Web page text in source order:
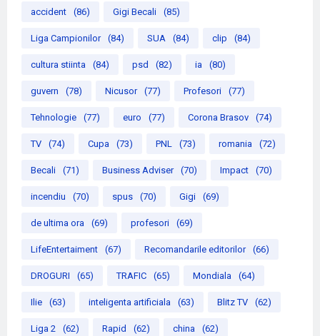
accident (86) Gigi Becali (85)
Liga Campionilor (84) SUA (84) clip (84)
cultura stiinta (84) psd (82) ia (80)
guvern (78) Nicusor (77) Profesori (77)
Tehnologie (77) euro (77) Corona Brasov (74)
TV (74) Cupa (73) PNL (73) romania (72)
Becali (71) Business Adviser (70) Impact (70)
incendiu (70) spus (70) Gigi (69)
de ultima ora (69) profesori (69)
LifeEntertaiment (67) Recomandarile editorilor (66)
DROGURI (65) TRAFIC (65) Mondiala (64)
Ilie (63) inteligenta artificiala (63) Blitz TV (62)
Liga 2 (62) Rapid (62) china (62)